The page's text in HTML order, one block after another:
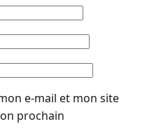
e-mail et mon site
prochain